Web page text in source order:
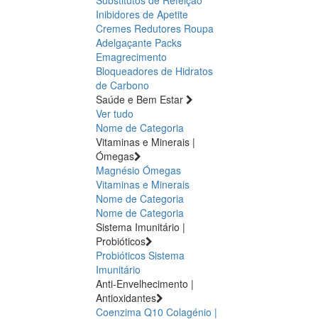
Inibidores de Apetite
Cremes Redutores Roupa
Adelgaçante Packs
Emagrecimento
Bloqueadores de Hidratos
de Carbono
Saúde e Bem Estar
Ver tudo
Nome de Categoria
Vitaminas e Minerais |
Ómegas
Magnésio Ómegas
Vitaminas e Minerais
Nome de Categoria
Nome de Categoria
Sistema Imunitário |
Probióticos
Probióticos Sistema
Imunitário
Anti-Envelhecimento |
Antioxidantes
Coenzima Q10 Colagénio |